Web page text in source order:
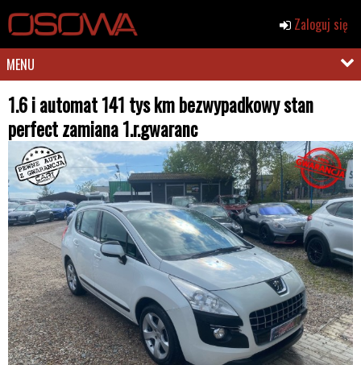
Zaloguj się
MENU
1.6 i automat 141 tys km bezwypadkowy stan
perfect zamiana 1.r.gwaranc